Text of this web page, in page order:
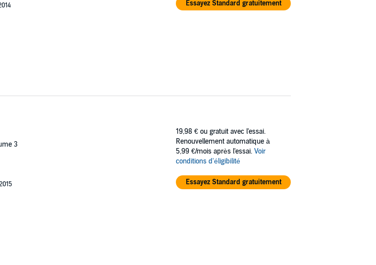
Essayez Standard gratuitement
3
19,98 € ou gratuit avec l'essai.
Renouvellement automatique à
5,99 €/mois après l'essai. Voir
conditions d'éligibilité
Essayez Standard gratuitement